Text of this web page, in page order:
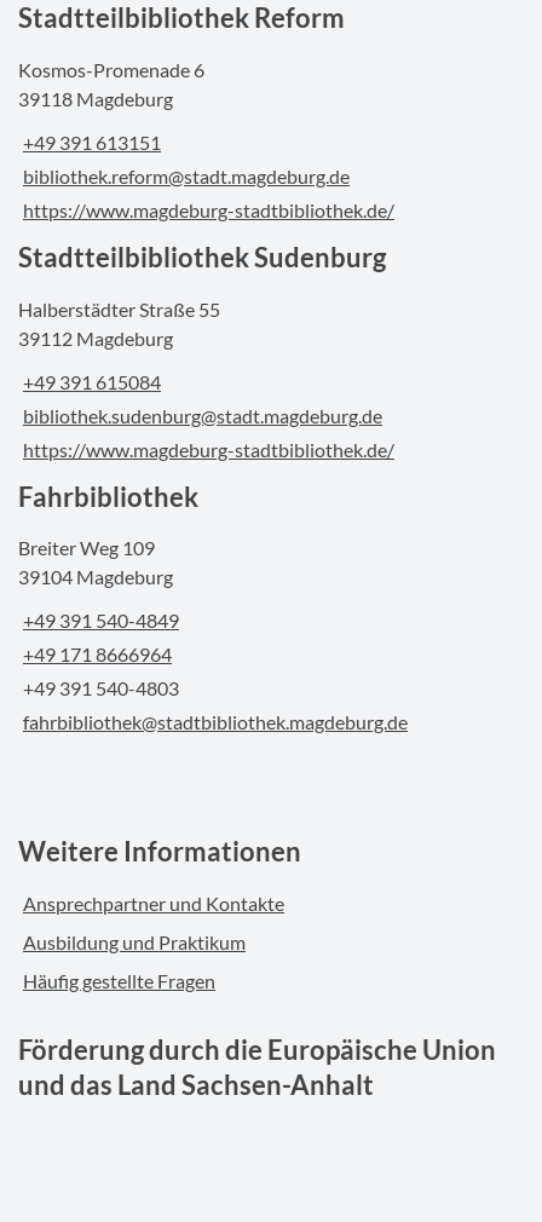
Stadtteilbibliothek Reform
Kosmos-Promenade 6
39118 Magdeburg
+49 391 613151
bibliothek.reform@stadt.magdeburg.de
https://www.magdeburg-stadtbibliothek.de/
Stadtteilbibliothek Sudenburg
Halberstädter Straße 55
39112 Magdeburg
+49 391 615084
bibliothek.sudenburg@stadt.magdeburg.de
https://www.magdeburg-stadtbibliothek.de/
Fahrbibliothek
Breiter Weg 109
39104 Magdeburg
+49 391 540-4849
+49 171 8666964
+49 391 540-4803
fahrbibliothek@stadtbibliothek.magdeburg.de
Weitere Informationen
Ansprechpartner und Kontakte
Ausbildung und Praktikum
Häufig gestellte Fragen
Förderung durch die Europäische Union
und das Land Sachsen-Anhalt